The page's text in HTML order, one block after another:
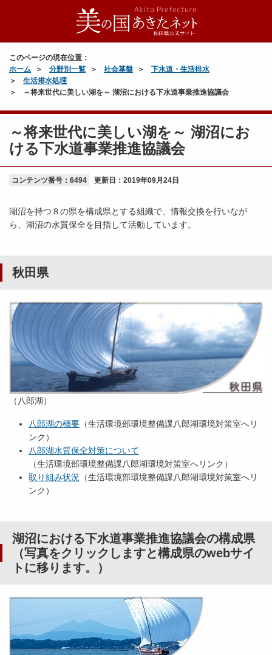
このページの現在位置：
ホーム
分野別一覧 社会基盤
下水道・生活排水
生活排水処理
～将来世代に美しい湖を～ 湖沼における下水道事業推進協議会
～将来世代に美しい湖を～ 湖沼にお
ける下水道事業推進協議会
コンテンツ番号：6494 更新日： 2019年09月24日
湖沼を持つ８の県を構成県とする組織で、情報交換を行いなが
ら、湖沼の水質保全を目指して活動しています。
秋田県
（八郎湖）
八郎湖の概要 （生活環境部環境整備課八郎湖環境対策室へリ
ンク）
八郎湖水質保全対策について
（生活環境部環境整備課八郎湖環境対策室へリンク）
取り組み状況
（生活環境部環境整備課八郎湖環境対策室へリ
ンク）
湖沼における下水道事業推進協議会の構成県
（写真をクリックしますと構成県のwebサイ
トに移ります。）